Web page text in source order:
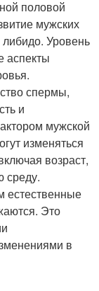
половой
мужских
Уровень
аспекты
спермы,
и
мужской
изменяться
возраст,
среду.
естественные
Это
в